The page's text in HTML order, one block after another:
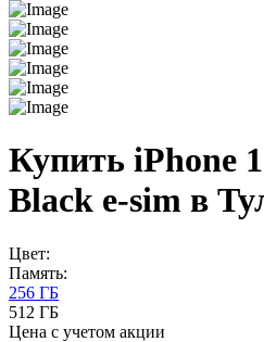
Купить iPhone
Black e-sim в
Цвет:
Память:
256 ГБ
512 ГБ
Цена с учетом акции